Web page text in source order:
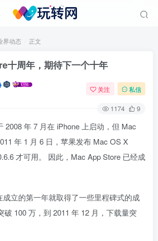
界动态 正文
十周年，期待下一个十年
关注 私信
1174 9
2008 年 7 月在 iPhone 上启动，但 Mac
年 1 月 6 日，苹果发布 Mac OS X
才可用。 因此，Mac App Store 已经成
成立的第一年就取得了一些里程碑式的成
破 100 万，到 2011 年 12 月，下载量突